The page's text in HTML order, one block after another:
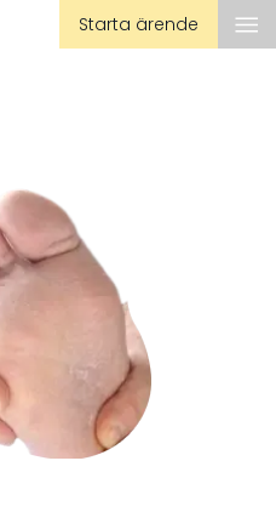
Starta ärende